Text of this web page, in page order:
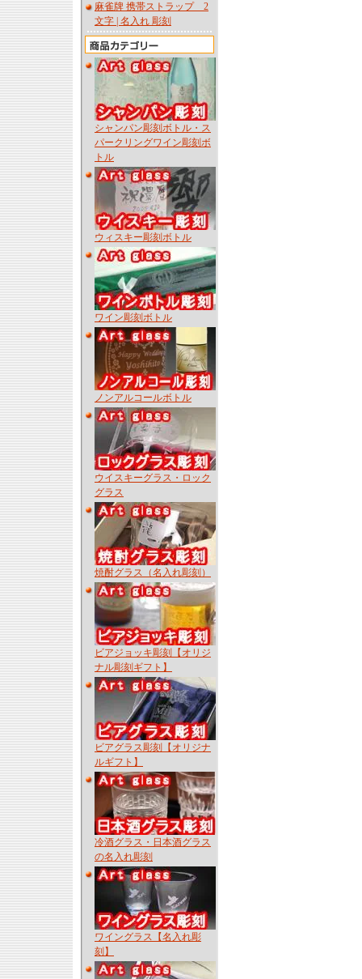
麻雀牌 携帯ストラップ 2
文字 | 名入れ 彫刻
シャンパン彫刻ボトル・ス
パークリングワイン彫刻ボ
トル
ウィスキー彫刻ボトル
ワイン彫刻ボトル
ノンアルコールボトル
ウイスキーグラス・ロック
グラス
焼酎グラス（名入れ彫刻）
ビアジョッキ彫刻【オリジ
ナル彫刻ギフト】
ビアグラス彫刻【オリジナ
ルギフト】
冷酒グラス・日本酒グラス
の名入れ彫刻
ワイングラス【名入れ彫
刻】